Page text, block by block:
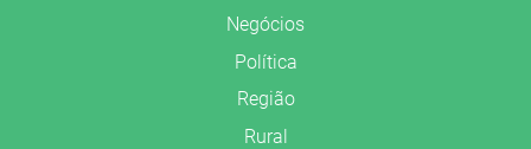
Negócios
Política
Região
Rural